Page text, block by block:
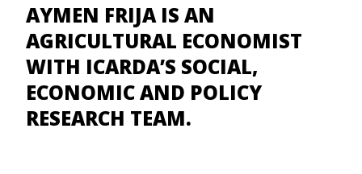
AYMEN FRIJA IS AN
AGRICULTURAL ECONOMIST
WITH ICARDA’S SOCIAL,
ECONOMIC AND POLICY
RESEARCH TEAM.